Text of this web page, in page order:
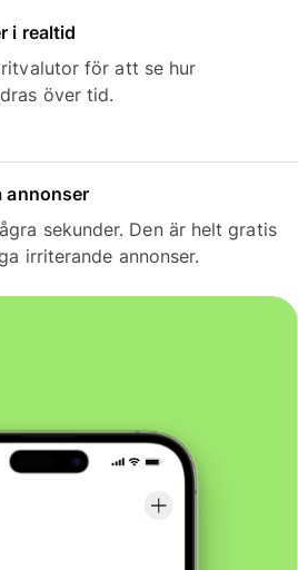
i realtid
för att se hur
över tid.
annonser
sekunder. Den är helt gratis
irriterande annonser.